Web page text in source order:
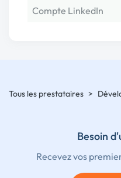
Compte LinkedIn
Tous les prestataires >
Besoin
Recevez vos